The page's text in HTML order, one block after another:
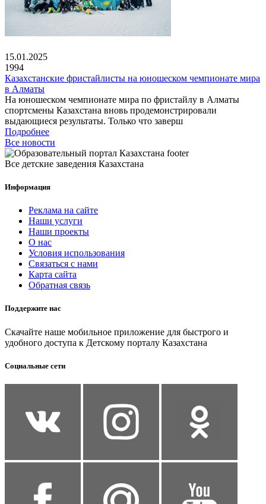
15.01.2025
1994
Казахстанские фристайлисты на юношеском чемпионате мира
в Алматы
На юношеском чемпионате мира по фристайлу в Алматы
спортсмены Казахстана вновь продемонстрировали
выдающиеся результаты. Только что заверш
Подробнее
Все новости
Все детские заведения Казахстана
Информация
Реклама на сайте
Наши услуги
Наши проекты
О нас
Условия использования
Связаться с нами
Карта сайта
Обратная связь
Поддержите нас
Скачайте наше мобильное приложение для быстрого и
удобного доступа к Детскому порталу Казахстана
Социальные сети